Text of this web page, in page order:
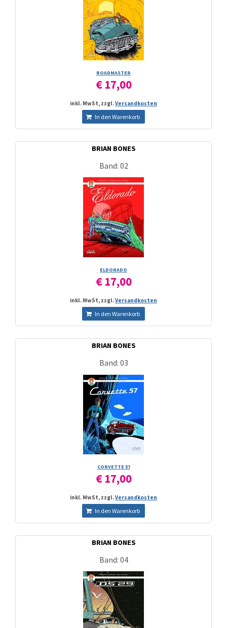
ROADMASTER
€ 17,00
inkl. MwSt, zzgl.Versandkosten
In den Warenkorb
BRIAN BONES
Band: 02
ELDORADO
€ 17,00
inkl. MwSt, zzgl.Versandkosten
In den Warenkorb
BRIAN BONES
Band: 03
CORVETTE 57
€ 17,00
inkl. MwSt, zzgl.Versandkosten
In den Warenkorb
BRIAN BONES
Band: 04